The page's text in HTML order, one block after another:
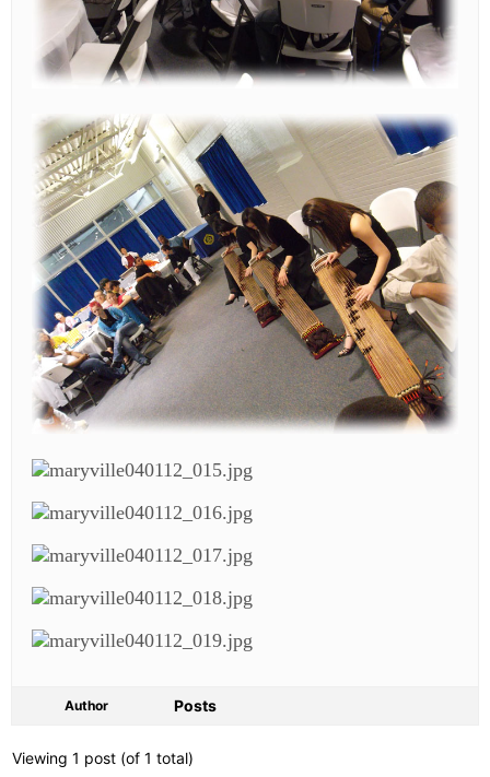
Author Posts
Viewing 1 post (of 1 total)